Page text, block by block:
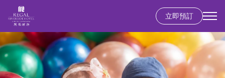
移
至
主
內
立即預訂
圖
片